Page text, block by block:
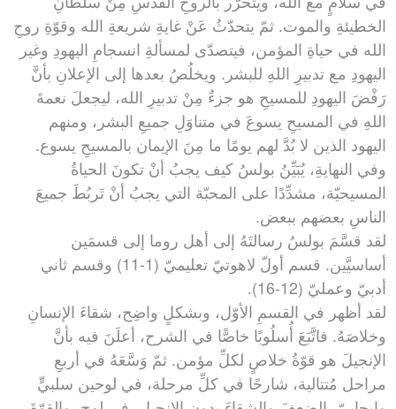
الخطيئةِ والموت. ثمّ يتحدّثُ عَنْ غايةِ شريعةِ الله وقوّةِ روحِ
الله في حياةِ المؤمن، فيتصدّى لمسألةِ انسجامِ اليهودِ وغير
اليهودِ مع تدبيرِ اللهِ للبشر. ويخلُصُ بعدها إلى الإعلانِ بأنَّ
رَفْضَ اليهودِ للمسيحِ هو جزءٌ مِنْ تدبيرِ الله، ليجعلَ نعمةَ
اللهِ في المسيحِ يسوعَ في متناوَلِ جميعِ البشر، ومنهم
اليهود الذين لا بُدَّ لهم يومًا ما مِنَ الإيمان بالمسيحِ يسوع.
وفي النهايةِ، يُبَيِّنُ بولسُ كيف يجبُ أنْ تكونَ الحياةُ
المسيحيّة، مشدِّدًا على المحبّة التي يجبُ أنْ تَربُطَ جميعَ
الناسِ بعضهم ببعض.
لقد قسَّمَ بولسُ رسالتَهُ إلى أهل روما إلى قسمَين
أساسيَّين. قسم أولّ لاهوتيّ تعليميّ (1-11) وقسم ثاني
أدبيّ وعمليّ (12-16).
لقد أظهر في القسمِ الأوّل، وبشكلٍ واضِح، شقاءَ الإنسانِ
وخلاصَهُ. فاتَّبَعَ أُسلُوبًا خاصًّا في الشرح، أعلَنَ فيه بأنَّ
الإنجيلَ هو قوّةُ خلاصٍ لكلِّ مؤمن. ثمّ وَسَّعَهُ في أربعِ
مراحل مُتتالية، شارحًا في كلِّ مرحلة، في لوحين سلبيٍّ